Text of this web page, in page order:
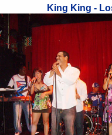
King King -